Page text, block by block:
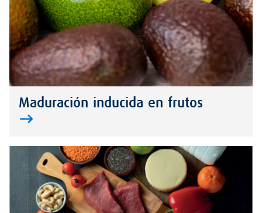
Maduración inducida en frutos